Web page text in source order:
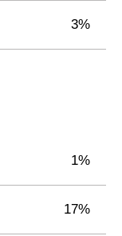
3%
1%
17%